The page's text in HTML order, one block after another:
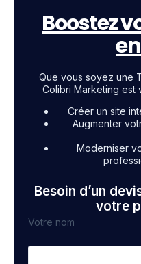
Boostez
Que vous soyez une
Colibri Marketing est
Créer un site
Augmenter
Moderniser
Besoin d’un
votre
Votre nom